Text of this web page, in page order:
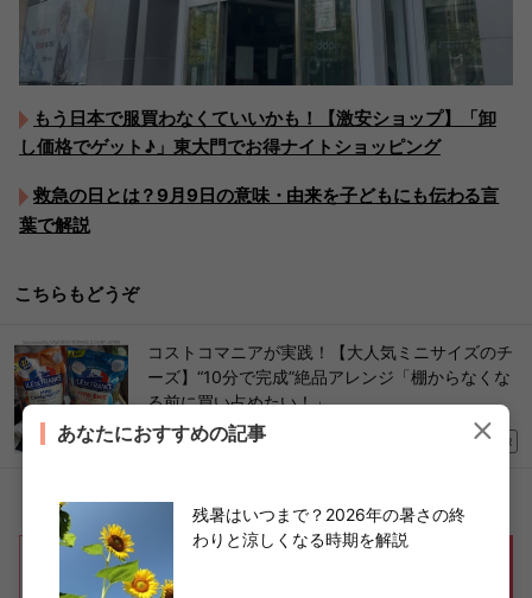
もう日本で服買わなくていいかも！【激安ショップ】「卸
し価格でゲット♪」東大門でお得ナイトショッピング
救急の日とは？9月9日の意味・由来を子どもにも伝わる言
葉で解説
こちらもどうぞ
コストコマニアが実践！【大人気ミニサイズのチ
ーズ】“10分で完成”絶品アレンジ「棚からなくな
る前に買い占めたい！」
2026/05/19 PR
あなたにおすすめの記事
残暑はいつまで？2026年の暑さの終
わりと涼しくなる時期を解説